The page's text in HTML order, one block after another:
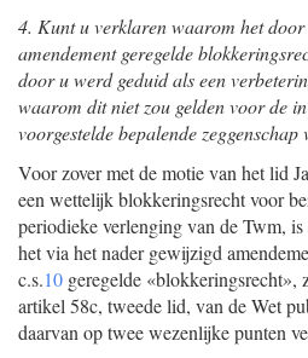
4. Kunt u verklaren waarom het
amendement geregelde
door u werd geduid als een
waarom dit niet zou gelden voor de
voorgestelde bepalende
Voor zover met de motie van het lid
een wettelijk blokkeringsrecht voor
periodieke verlenging van de Twm,
het via het nader gewijzigd
c.s.10 geregelde «blokkeringsrecht»,
artikel 58c, tweede lid, van de Wet
daarvan op twee wezenlijke punten